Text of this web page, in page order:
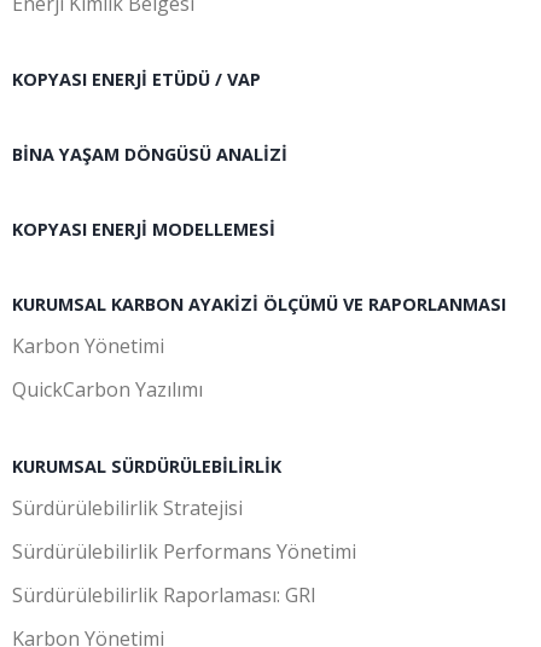
KOPYASI ENERJI ETÜDÜ / VAP
BINA YAŞAM DÖNGÜSÜ ANALIZI
KOPYASI ENERJI MODELLEMESI
KURUMSAL KARBON AYAKIZI ÖLÇÜMÜ VE RAPORLANMASI
Karbon Yönetimi
QuickCarbon Yazılımı
KURUMSAL SÜRDÜRÜLEBILIRLIK
Sürdürülebilirlik Stratejisi
Sürdürülebilirlik Performans Yönetimi
Sürdürülebilirlik Raporlaması: GRI
Karbon Yönetimi